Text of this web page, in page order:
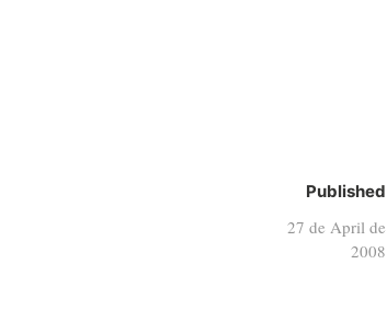
Published
27 de April de
2008